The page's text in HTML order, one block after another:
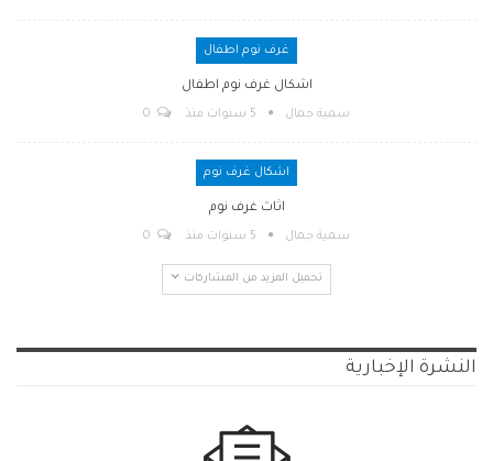
غرف نوم اطفال
اشكال غرف نوم اطفال
سمية جمال 5 سنوات منذ
اشكال غرف نوم
اثاث غرف نوم
سمية جمال 5 سنوات منذ
تحميل المزيد من المشاركات
النشرة الإخبارية